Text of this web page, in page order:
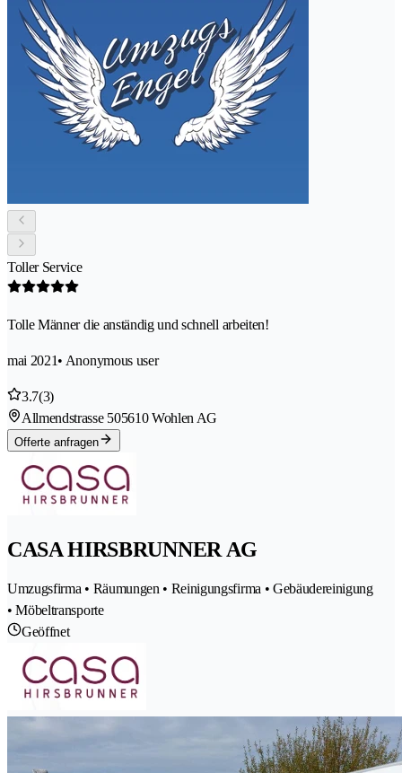
Toller Service
Tolle Männer die anständig und schnell arbeiten!
mai 2021• Anonymous user
3.7(3)
Allmendstrasse 505610 Wohlen AG
Offerte anfragen
CASA HIRSBRUNNER AG
Umzugsfirma • Räumungen • Reinigungsfirma • Gebäudereinigung
• Möbeltransporte
Geöffnet